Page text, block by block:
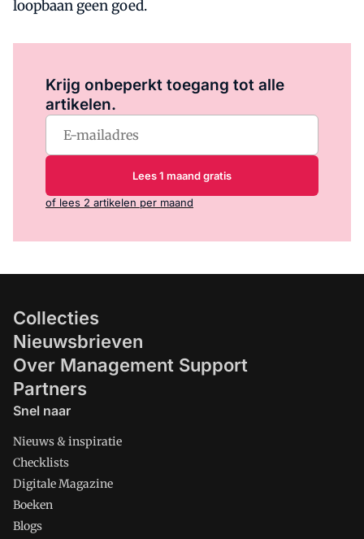
loopbaan geen goed.
Krijg onbeperkt toegang tot alle
artikelen.
Lees 1 maand gratis
of lees 2 artikelen per maand
Collecties
Nieuwsbrieven
Over Management Support
Partners
Snel naar
Nieuws & inspiratie
Checklists
Digitale Magazine
Boeken
Blogs